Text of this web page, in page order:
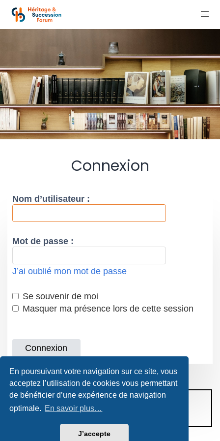
En poursuivant votre navigation sur ce site, vous
acceptez l’utilisation de cookies vous permettant
de bénéficier d’une expérience de navigation
optimale. En savoir plus…
J’accepte
Connexion
Nom d’utilisateur :
Mot de passe :
J’ai oublié mon mot de passe
Se souvenir de moi
Masquer ma présence lors de cette session
CONDITIONS D’UTILISATION
POLITIQUE DE VIE PRIVÉE